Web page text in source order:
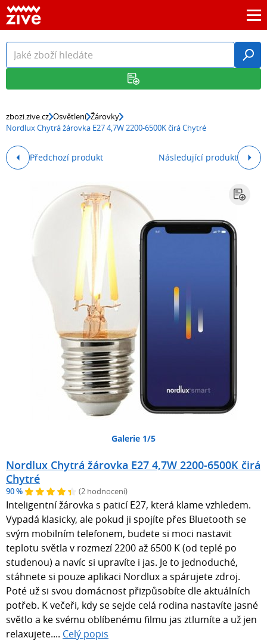
zbozi.zive.cz Osvětlení Žárovky
Nordlux Chytrá žárovka E27 4,7W 2200-6500K čirá Chytré
Předchozí produkt Následující produkt
Galerie 1/5
Nordlux Chytrá žárovka E27 4,7W 2200-6500K čirá
Chytré
90 % (2 hodnocení)
Inteligentní žárovka s paticí E27, která klame vzhledem.
Vypadá klasicky, ale pokud ji spojíte přes Bluetooth se
svým mobilním telefonem, budete si moci nastavit
teplotu světla v rozmezí 2200 až 6500 K (od teplé po
studenou) a navíc si upravíte i jas. Je to jednoduché,
stáhnete si pouze aplikaci Nordlux a spárujete zdroj.
Poté už si svou domácnost přizpůsobíte dle aktuálních
potřeb. K večeři, kdy se sejde celá rodina nastavíte jasné
světlo a ke svému oblíbenému filmu jas ztlumíte a už jen
relaxujete.... Celý popis